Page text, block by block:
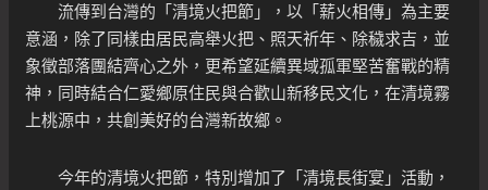
流傳到台灣的「清境火把節」，以「薪火相傳」為主要
意涵，除了同樣由居民高舉火把、照天祈年、除穢求吉，並
象徵部落團結齊心之外，更希望延續異域孤軍堅苦奮戰的精
神，同時結合仁愛鄉原住民與合歡山新移民文化，在清境霧
上桃源中，共創美好的台灣新故鄉。
今年的清境火把節，特別增加了「清境長街宴」活動，